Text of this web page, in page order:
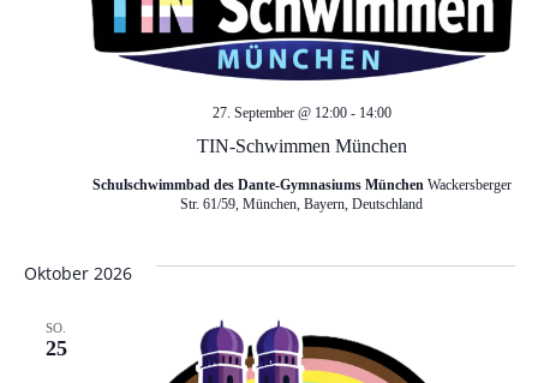
c
h
e
n
TIN-Schwimmen München
27. September @ 12:00- 14:00
Schulschwimmbad des Dante-Gymnasiums München Wackersberger
Str. 61/59, München, Bayern, Deutschland
Oktober 2026
SO.
25